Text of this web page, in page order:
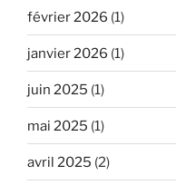
février 2026 (1)
janvier 2026 (1)
juin 2025 (1)
mai 2025 (1)
avril 2025 (2)